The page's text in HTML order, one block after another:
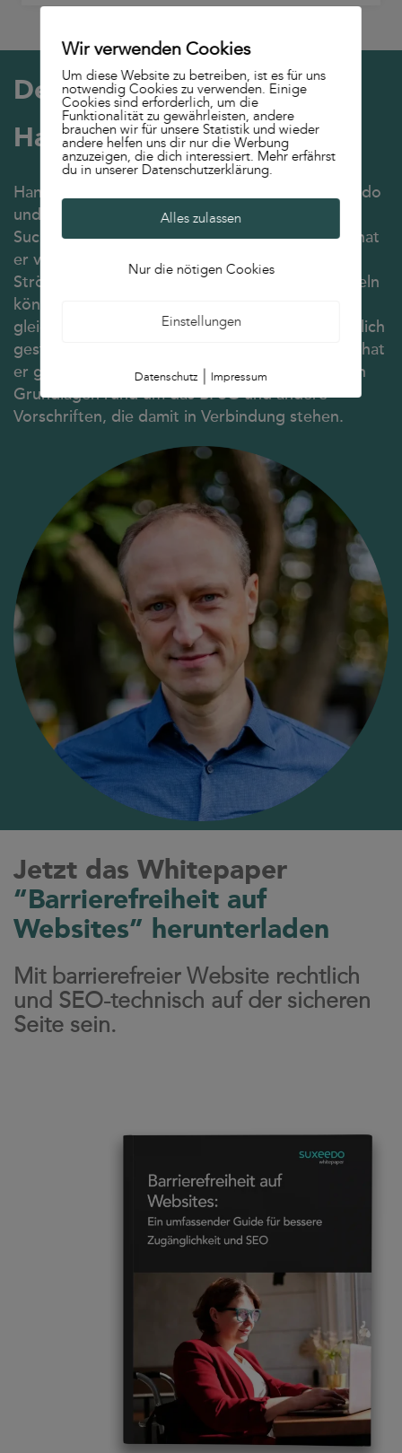
Der Autor
Hans-Henning Raven
Hans-Henning Raven ist Director SEO bei suxeedo
und seit Anbeginn von Google ein Meister der
Suchmaschinenoptimierung. In über 20 Jahren hat
er viele Erfahrung in großen Unternehmen wie
Ströer, Lieferando oder ImmobilienScout sammeln
können und weiß daher, wie eine Website
gleichzeitig nutzer- sowie suchmaschinenfreundlich
gestaltet und dadurch erfolgreich wird. Zudem hat
er großes Hintergrundwissen zu den rechtlichen
Grundlagen rund um das BFSG und andere
Vorschriften, die damit in Verbindung stehen.
Jetzt das Whitepaper
“Barrierefreiheit auf
Websites” herunterladen
Mit barrierefreier Website rechtlich
und SEO-technisch auf der sicheren
Seite sein.
Wir verwenden Cookies
Um diese Website zu betreiben, ist es für uns
notwendig Cookies zu verwenden. Einige
Cookies sind erforderlich, um die
Funktionalität zu gewährleisten, andere
brauchen wir für unsere Statistik und wieder
andere helfen uns dir nur die Werbung
anzuzeigen, die dich interessiert. Mehr erfährst
du in unserer Datenschutzerklärung.
Alles zulassen
Nur die nötigen Cookies
Einstellungen
Datenschutz| Impressum